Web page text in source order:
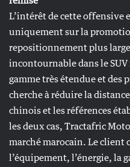
L’intérêt de cette offensive
uniquement sur la
repositionnement plus
incontournable dans le
gamme très étendue et des
cherche à réduire la
chinois et les références
les deux cas, Tractafric
marché marocain. Le client
l’équipement, l’énergie, la